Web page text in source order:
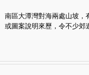
南區大潭灣對海兩處山坡，
或圖案說明來歷，令不少郊